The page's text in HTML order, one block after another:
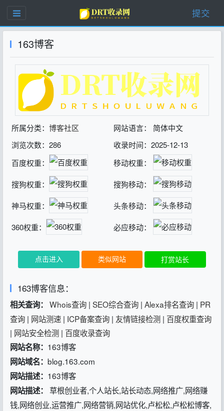
提交
163博客
所属分类： 博客社区
网站语言： 简体中文
浏览次数：286
收录时间：2025-12-13
百度权重：
移动权重：
搜狗权重： 搜狗移动：
神马权重： 头条移动：
360权重： 必应移动：
点击进入 类似网站 打赏站长
163博客信息：
相关查询： Whois查询 | SEO综合查询 | Alexa排名查询 | PR
查询 | 网站测速 | ICP备案查询 | 友情链接检测 | 百度权重查询
| 网站安全检测 | 百度收录查询
网站名称： 163博客
网站域名： blog.163.com
网站描述： 163博客
网站描述： 草根创业者,个人站长,站长动态,网络推广,网络赚
钱,网络创业,运营推广,网络营销,网站优化,卢松松,卢松松博客,